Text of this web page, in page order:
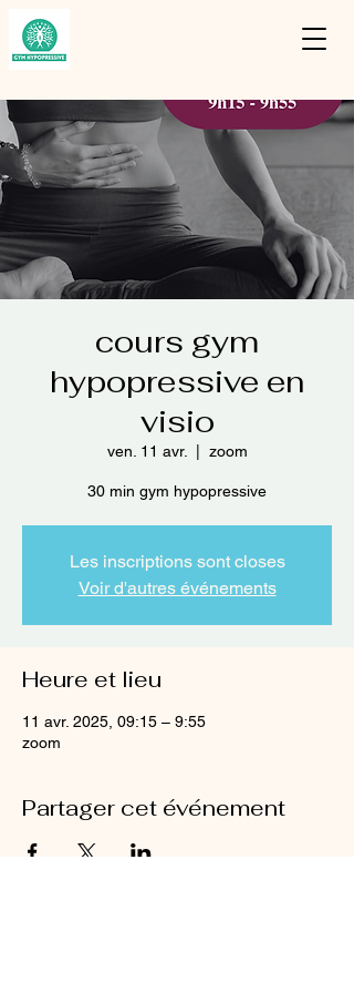
cours gym
hypopressive en
visio
ven. 11 avr. zoom
30 min gym hypopressive
Les inscriptions sont closes
Voir d'autres événements
Heure et lieu
11 avr. 2025, 09:15 – 9:55
zoom
Partager cet événement